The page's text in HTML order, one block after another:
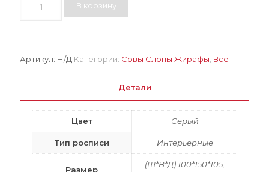
Сова
В корзину
Артикул: Н/Д Категории: Совы Слоны Жирафы Все
Детали
Цвет Серый
Тип росписи Интерьерные
Размер
(Ш*В*Д) 100*150*105,